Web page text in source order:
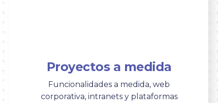
Proyectos a medida
Funcionalidades a medida, web
corporativa, intranets y plataformas